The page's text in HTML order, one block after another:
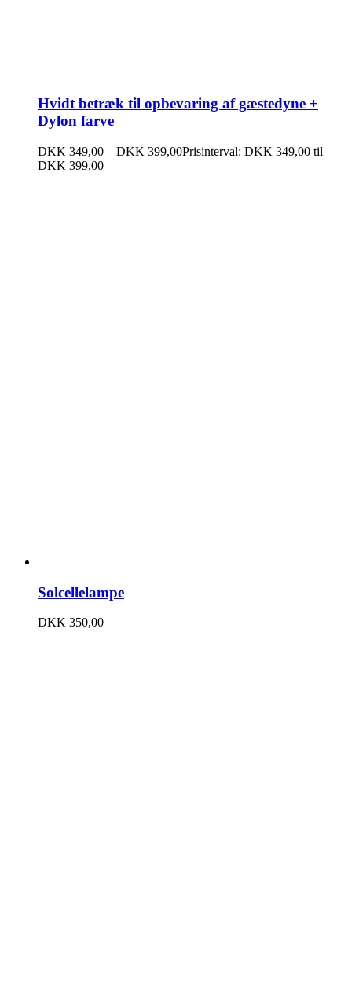
Hvidt betræk til opbevaring af gæstedyne +
Dylon farve
DKK 349,00 – DKK 399,00Prisinterval: DKK 349,00 til
DKK 399,00
Solcellelampe
DKK 350,00